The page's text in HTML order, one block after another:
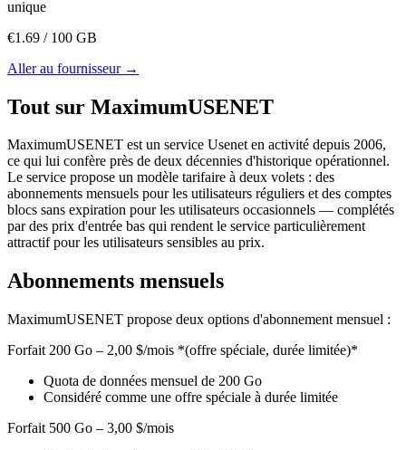
unique
€1.69 / 100 GB
Aller au fournisseur→
Tout sur MaximumUSENET
MaximumUSENET est un service Usenet en activité depuis 2006,
ce qui lui confère près de deux décennies d'historique opérationnel.
Le service propose un modèle tarifaire à deux volets : des
abonnements mensuels pour les utilisateurs réguliers et des comptes
blocs sans expiration pour les utilisateurs occasionnels — complétés
par des prix d'entrée bas qui rendent le service particulièrement
attractif pour les utilisateurs sensibles au prix.
Abonnements mensuels
MaximumUSENET propose deux options d'abonnement mensuel :
Forfait 200 Go – 2,00 $/mois *(offre spéciale, durée limitée)*
Quota de données mensuel de 200 Go
Considéré comme une offre spéciale à durée limitée
Forfait 500 Go – 3,00 $/mois